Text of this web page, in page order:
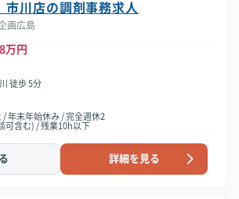
川店の調剤事務求人
画広島
万円
徒歩 5分
/ 年末年始休み / 完全週休2
可含む) / 残業10h以下
詳細を見る